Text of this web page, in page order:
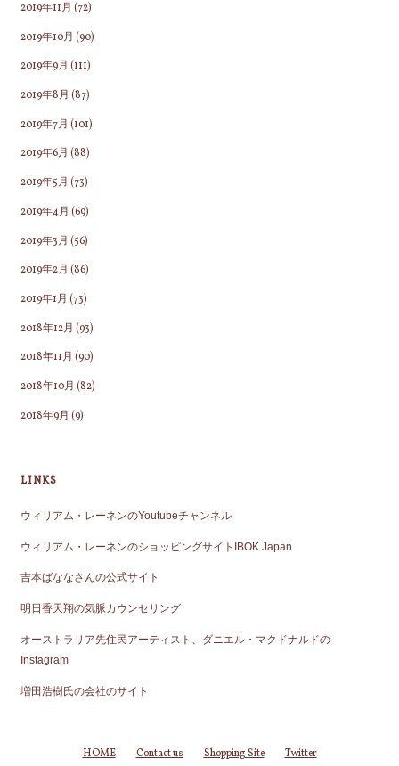
2019年11月 (72)
2019年10月 (90)
2019年9月 (111)
2019年8月 (87)
2019年7月 (101)
2019年6月 (88)
2019年5月 (73)
2019年4月 (69)
2019年3月 (56)
2019年2月 (86)
2019年1月 (73)
2018年12月 (93)
2018年11月 (90)
2018年10月 (82)
2018年9月 (9)
LINKS
ウィリアム・レーネンのYoutubeチャンネル
ウィリアム・レーネンのショッピングサイトIBOK Japan
吉本ばななさんの公式サイト
明日香天翔の気脈カウンセリング
オーストラリア先住民アーティスト、ダニエル・マクドナルドの
Instagram
増田浩樹氏の会社のサイト
HOME Contact us Shopping Site Twitter